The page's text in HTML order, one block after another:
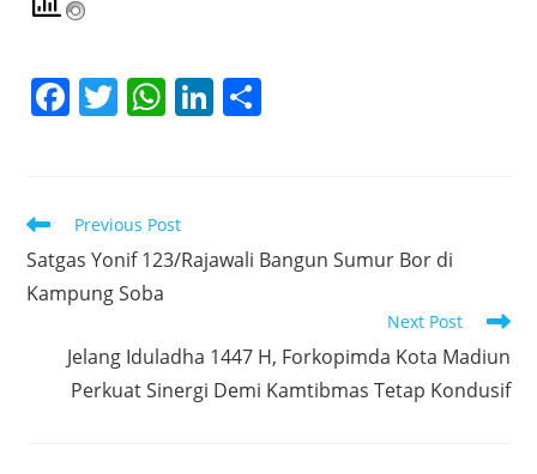
F
e
b
o
k
T
er
W
s
A
Li
dI
Read
articles
Previous Post
Satgas Yonif 123/Rajawali Bangun Sumur Bor di
Kampung Soba
Next Post
Jelang Iduladha 1447 H, Forkopimda Kota Madiun
Perkuat Sinergi Demi Kamtibmas Tetap Kondusif